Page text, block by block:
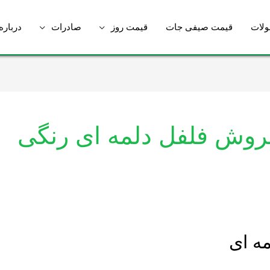
قیمت صیفی جات قیمت روز صادرات
فلفل دلمه ای رنگی
ای